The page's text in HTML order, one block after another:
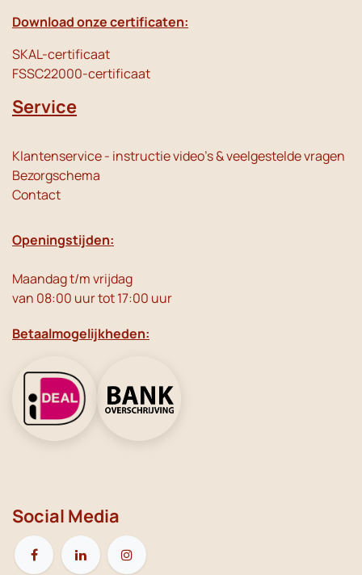
Download onze certificaten:
SKAL-certificaat
FSSC22000-certificaat
Service
Klantenservice - instructie video's & veelgestelde vragen
Bezorgschema
Contact
Openingstijden:
Maandag t/m vrijdag
van 08:00 uur tot 17:00 uur
Betaalmogelijkheden:
Social Media